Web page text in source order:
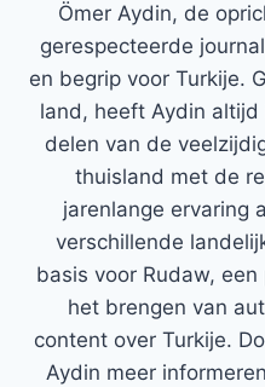
Ömer Aydin, de
gerespecteerde
en begrip voor Turkije.
land, heeft Aydin
delen van de
thuisland met de
jarenlange ervaring
verschillende
basis voor Rudaw,
het brengen van
content over Turkije.
Aydin meer